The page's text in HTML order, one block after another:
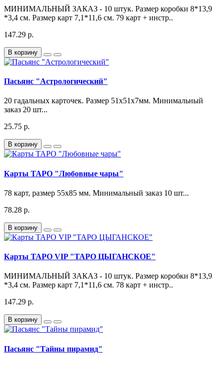
МИНИМАЛЬНЫЙ ЗАКАЗ - 10 штук. Размер коробки 8*13,9
*3,4 см. Размер карт 7,1*11,6 см. 79 карт + инстр..
147.29 р.
В корзину
Пасьянс "Астрологический"
20 гадальных карточек. Размер 51х51х7мм. Минимальный
заказ 20 шт...
25.75 р.
В корзину
Карты ТАРО "Любовные чары"
78 карт, размер 55х85 мм. Минимальный заказ 10 шт...
78.28 р.
В корзину
Карты ТАРО VIP "ТАРО ЦЫГАНСКОЕ"
МИНИМАЛЬНЫЙ ЗАКАЗ - 10 штук. Размер коробки 8*13,9
*3,4 см. Размер карт 7,1*11,6 см. 78 карт + инстр..
147.29 р.
В корзину
Пасьянс "Тайны пирамид"